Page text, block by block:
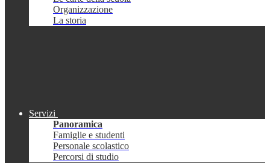
Organizzazione
La storia
Servizi
Panoramica
Famiglie e studenti
Personale scolastico
Percorsi di studio